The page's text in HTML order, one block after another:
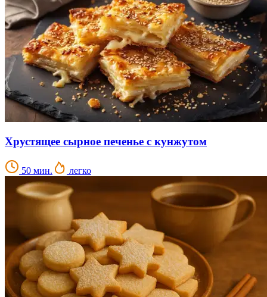
Хрустящее сырное печенье с кунжутом
50 мин. легко